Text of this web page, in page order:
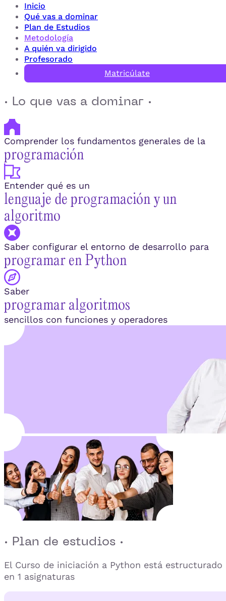
Inicio
Qué vas a dominar
Plan de Estudios
Metodología
A quién va dirigido
Profesorado
Matricúlate
· Lo que vas a dominar ·
Comprender los fundamentos generales de la
programación
Entender qué es un
lenguaje de programación y un
algoritmo
Saber configurar el entorno de desarrollo para
programar en Python
Saber
programar algoritmos
sencillos con funciones y operadores
· Plan de estudios ·
El Curso de iniciación a Python está estructurado
en 1 asignaturas